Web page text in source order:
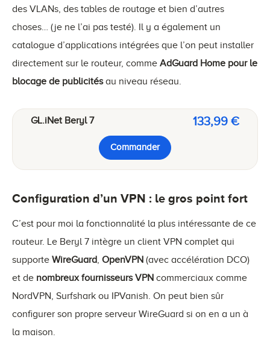
des VLANs, des tables de routage et bien d’autres
choses… (je ne l’ai pas testé). Il y a également un
catalogue d’applications intégrées que l’on peut installer
directement sur le routeur, comme AdGuard Home pour le
blocage de publicitésau niveau réseau.
GL.iNet Beryl 7 133,99 €
Commander
Configuration d’un VPN : le gros point fort
C’est pour moi la fonctionnalité la plus intéressante de ce
routeur. Le Beryl 7 intègre un client VPN complet qui
supporte WireGuard, OpenVPN (avec accélération DCO)
et de nombreux fournisseurs VPN commerciaux comme
NordVPN, Surfshark ou IPVanish. On peut bien sûr
configurer son propre serveur WireGuard si on en a un à
la maison.